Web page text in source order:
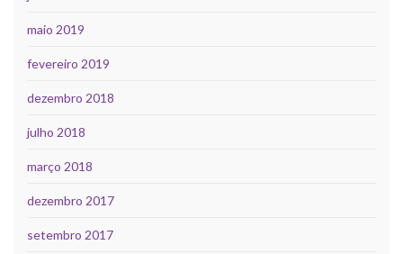
maio 2019
fevereiro 2019
dezembro 2018
julho 2018
março 2018
dezembro 2017
setembro 2017